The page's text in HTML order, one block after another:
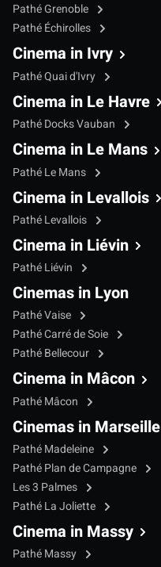
Pathé Grenoble
Pathé Échirolles
Cinema in Ivry
Pathé Quai d'Ivry
Cinema in Le Havre
Pathé Docks Vauban
Cinema in Le Mans
Pathé Le Mans
Cinema in Levallois
Pathé Levallois
Cinema in Liévin
Pathé Liévin
Cinemas in Lyon
Pathé Vaise
Pathé Carré de Soie
Pathé Bellecour
Cinema in Mâcon
Pathé Mâcon
Cinemas in Marseille
Pathé Madeleine
Pathé Plan de Campagne
Les 3 Palmes
Pathé La Joliette
Cinema in Massy
Pathé Massy